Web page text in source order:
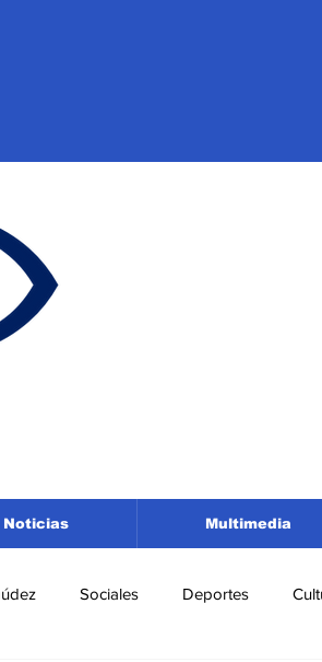
Noticias Multimedia
Sociales Deportes